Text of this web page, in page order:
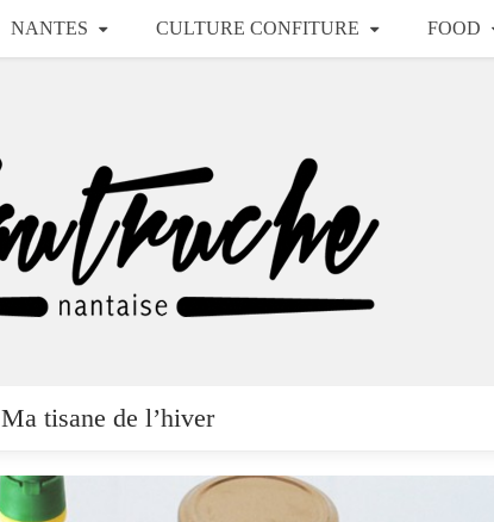
NANTES CULTURE CONFITURE FOOD
Ma tisane de l’hiver